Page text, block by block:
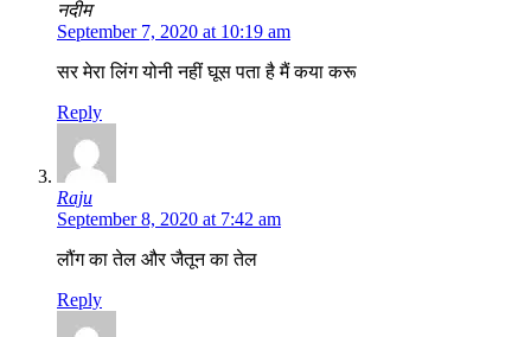
नदीम
September 7, 2020 at 10:19 am
सर मेरा लिंग योनी नहीं घूस पता है मैं कया करू
Reply
Raju
September 8, 2020 at 7:42 am
लौंग का तेल और जैतून का तेल
Reply